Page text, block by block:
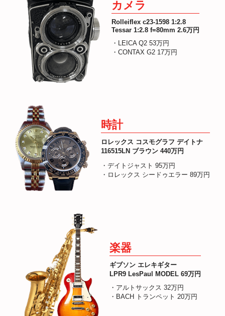
カメラ
Rolleiflex c23-1598 1:2.8
Tessar 1:2.8 f=80mm 2.6万円
・LEICA Q2 53万円
・CONTAX G2 17万円
時計
ロレックス コスモグラフ デイトナ
116515LN ブラウン 440万円
・デイトジャスト 95万円
・ロレックス シードゥエラー 89万円
楽器
ギブソン エレキギター
LPR9 LesPaul MODEL 69万円
・アルトサックス 32万円
・BACH トランペット 20万円